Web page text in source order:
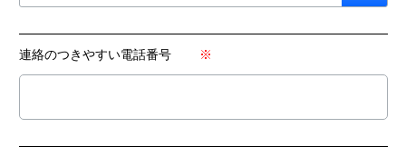
連絡のつきやすい電話番号